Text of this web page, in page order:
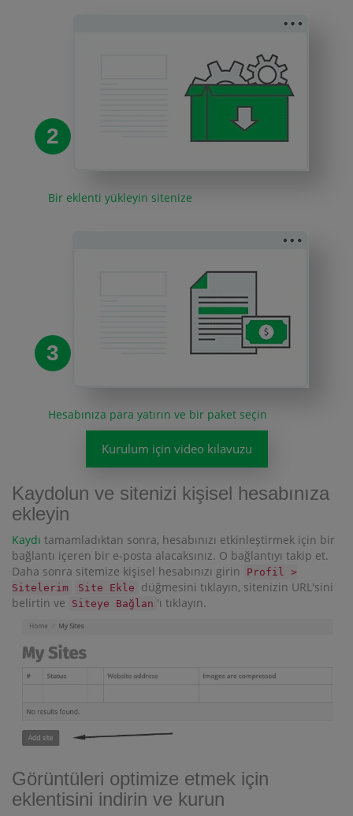
2
Bir eklenti yükleyin sitenize
3
Hesabınıza para yatırın ve bir paket seçin
Kurulum için video kılavuzu
Kaydolun ve sitenizi kişisel hesabınıza
ekleyin
Kaydı tamamladıktan sonra, hesabınızı etkinleştirmek için bir
bağlantı içeren bir e-posta alacaksınız. O bağlantıyı takip et.
Daha sonra sitemize kişisel hesabınızı girin
Profil >
Sitelerim
Site Ekle
düğmesini tıklayın, sitenizin URL'sini
belirtin ve
Siteye Bağlan 'ı tıklayın.
Görüntüleri optimize etmek için
eklentisini indirin ve kurun